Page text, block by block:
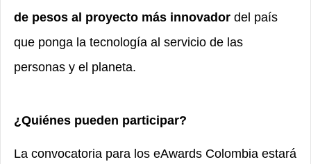
de pesos al proyecto más innovador del país
que ponga la tecnología al servicio de las
personas y el planeta.
¿Quiénes pueden participar?
La convocatoria para los eAwards Colombia estará